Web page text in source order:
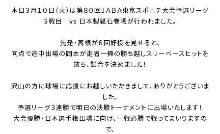
本日３月１０日（火）は第８０回ＪＡＢＡ東京スポニチ大会予選リーグ
３戦目 vs 日本製紙石巻戦が行われました。
先発・高根が６回好投を見せると、
同点で途中出場の岡本が走者一掃の勝ち越しスリーベースヒットを
放ち、試合を決めました！
沢山の方に球場に応援にお越しいただきまして、ありがとうございま
した。
予選リーグ３連勝で明日の決勝トーナメントに出場いたします！
大会優勝・日本選手権出場に向け、一戦必勝で戦ってまいりますの
で、